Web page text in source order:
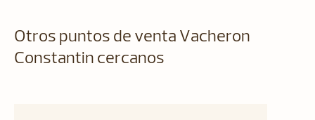
Otros puntos de venta Vacheron
Constantin cercanos